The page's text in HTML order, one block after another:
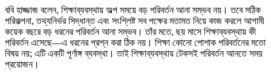
ববি হাজ্জাজ বলেন, শিক্ষাব্যবস্থায় অল্প সময়ে বড় পরিবর্তন আনা সম্ভব নয়। তবে সঠিক
পরিকল্পনা, তথ্যনির্ভর সিদ্ধান্ত এবং সংশ্লিষ্ট সব পক্ষের মতামত নিয়ে কাজ করলে আগামী
কয়েক বছরে বড় ধরনের পরিবর্তন আনা সম্ভব। তাঁর মতে, ছয় মাসে শিক্ষাব্যবস্থায় কী
পরিবর্তন এসেছে—এ ধরনের প্রশ্ন করা ঠিক নয়। শিক্ষা কোনো পোশাক পরিবর্তনের মতো
বিষয় নয়; এটি একটি পূর্ণাঙ্গ ব্যবস্থা। তাই শিক্ষাব্যবস্থায় টেকসই পরিবর্তন আনতে সময়
প্রয়োজন।